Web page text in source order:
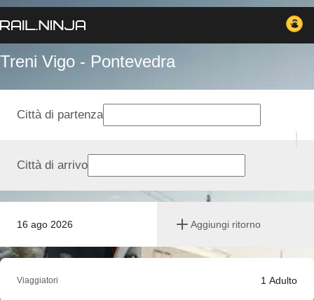
Treni Vigo - Pontevedra
16 ago 2026 Aggiungi ritorno
Città di partenza
Città di arrivo
Viaggiatori 1 Adulto